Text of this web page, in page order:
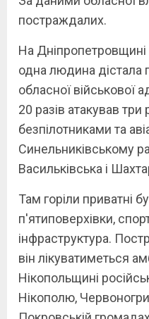
постраждалих.
На Дніпропетровщині
одна людина дістала
обласної військової
20 разів атакував три
безпілотниками та
Синельниківському
Васильківська і
Там горіли приватні
п'ятиповерхівки,
інфраструктура.
він лікуватиметься
Нікопольщині
Нікополю,